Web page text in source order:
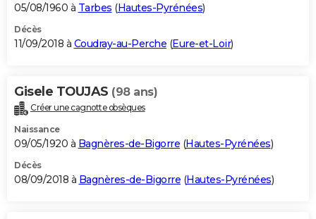
05/08/1960 à Tarbes (Hautes-Pyrénées)
Décès
11/09/2018 à Coudray-au-Perche (Eure-et-Loir)
Gisele TOUJAS (98 ans)
Créer une cagnotte obsèques
Naissance
09/05/1920 à Bagnères-de-Bigorre (Hautes-Pyrénées)
Décès
08/09/2018 à Bagnères-de-Bigorre (Hautes-Pyrénées)